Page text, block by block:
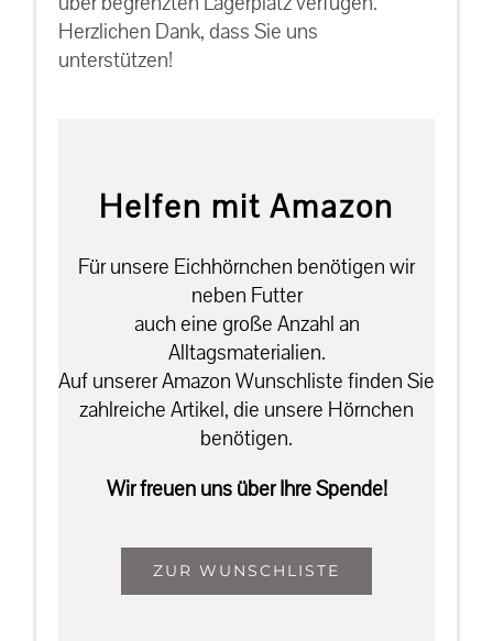
Herzlichen Dank, dass Sie uns
unterstützen!
Helfen mit Amazon
Für unsere Eichhörnchen benötigen wir
neben Futter
auch eine große Anzahl an
Alltagsmaterialien.
Auf unserer Amazon Wunschliste finden Sie
zahlreiche Artikel, die unsere Hörnchen
benötigen.
Wir freuen uns über Ihre Spende!
ZUR WUNSCHLISTE